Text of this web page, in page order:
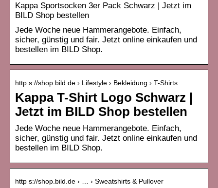
Kappa Sportsocken 3er Pack Schwarz | Jetzt im
BILD Shop bestellen
Jede Woche neue Hammerangebote. Einfach,
sicher, günstig und fair. Jetzt online einkaufen und
bestellen im BILD Shop.
http s://shop.bild.de › Lifestyle › Bekleidung › T-Shirts
Kappa T-Shirt Logo Schwarz |
Jetzt im BILD Shop bestellen
Jede Woche neue Hammerangebote. Einfach,
sicher, günstig und fair. Jetzt online einkaufen und
bestellen im BILD Shop.
http s://shop.bild.de › … › Sweatshirts & Pullover